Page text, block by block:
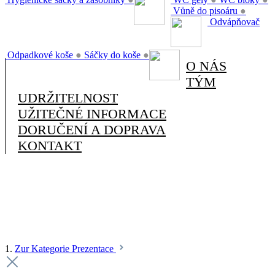
Vůně do pisoáru ●
Odpadkové koše ● Sáčky do koše ●
Odvápňovač
O NÁS
TÝM
UDRŽITELNOST
UŽITEČNÉ INFORMACE
DORUČENÍ A DOPRAVA
KONTAKT
1. Zur Kategorie Prezentace